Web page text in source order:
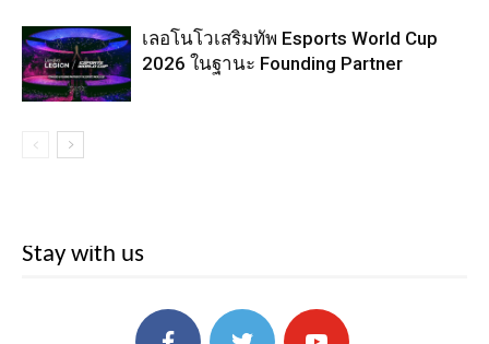
เลอโนโวเสริมทัพ Esports World Cup
2026 ในฐานะ Founding Partner
Stay with us